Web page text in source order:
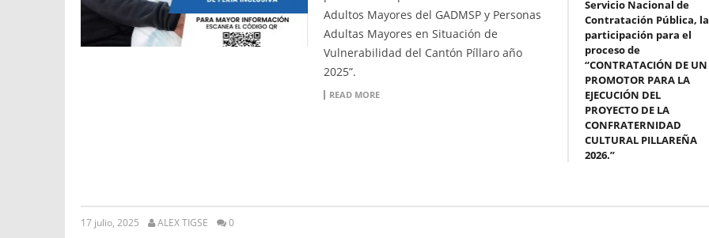
Adultos Mayores del GADMSP y Personas
Adultas Mayores en Situación de
Vulnerabilidad del Cantón Píllaro año
2025”.
READ MORE
Servicio Nacional de
Contratación Pública, la
participación para el
proceso de
“CONTRATACIÓN DE UN
PROMOTOR PARA LA
EJECUCIÓN DEL
PROYECTO DE LA
CONFRATERNIDAD
CULTURAL PILLAREÑA
2026.”
17 julio, 2025 ALEX TIGSE 0